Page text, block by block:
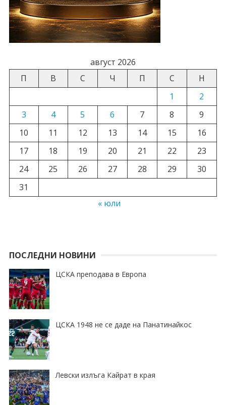
август 2026
П
В С Ч П С
Н
1
2
3
4 5 6 7 8
9
10
11 12 13 14 15
16
17
18 19 20 21 22
23
24
25 26 27 28 29
30
31
« юли
ПОСЛЕДНИ НОВИНИ
ЦСКА преподава в Европа
ЦСКА 1948 не се даде на Панатинайкос
Левски излъга Кайрат в края